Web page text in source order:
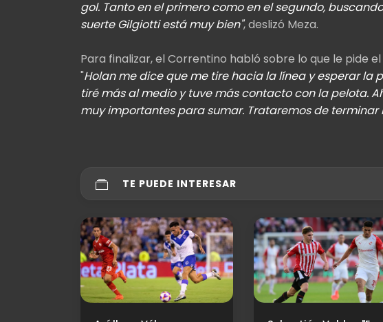
gol. Tanto en el primero como en el segundo,
suerte Gilgiotti está muy bien", deslizó Meza.
Para finalizar, el Correntino habló sobre lo que le pide
"Holan me dice que me tire hacia la línea y esperar la
tiré más al medio y tuve más contacto con la pelota.
muy importantes para sumar. Trataremos de terminar
TE PUEDE INTERESAR